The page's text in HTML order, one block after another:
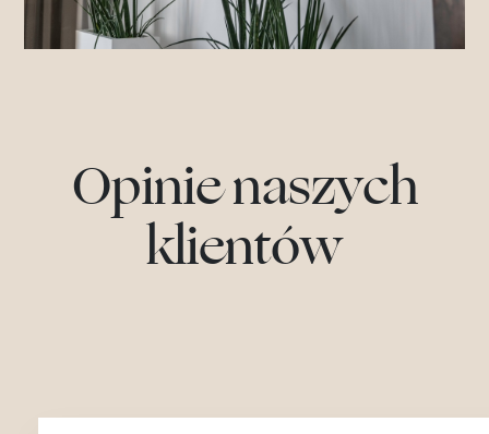
Opinie naszych
klientów